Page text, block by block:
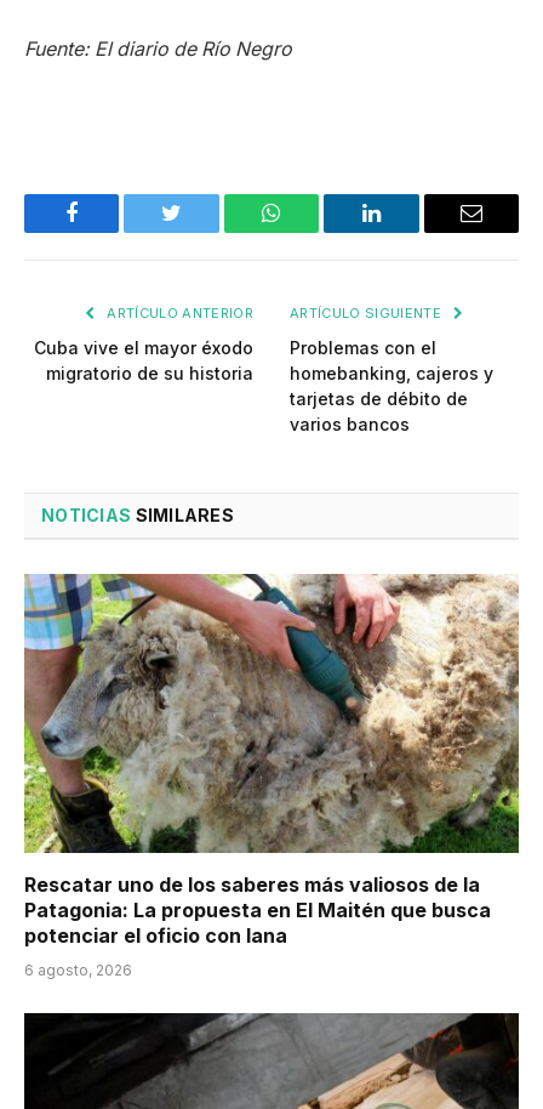
Fuente: El diario de Río Negro
Facebook Twitter WhatsApp LinkedIn Email
ARTÍCULO ANTERIOR
Cuba vive el mayor éxodo
migratorio de su historia
ARTÍCULO SIGUIENTE
Problemas con el
homebanking, cajeros y
tarjetas de débito de
varios bancos
NOTICIAS SIMILARES
Rescatar uno de los saberes más valiosos de la
Patagonia: La propuesta en El Maitén que busca
potenciar el oficio con lana
6 agosto, 2026